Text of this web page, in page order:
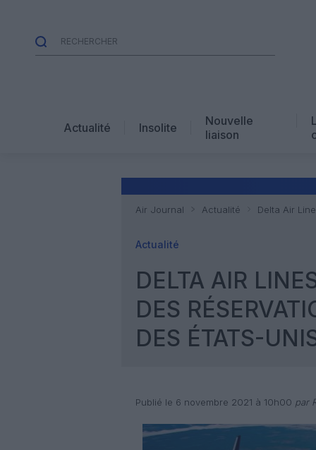
Actualité Insolite
Nouvelle
liaison
Air Journal Actualité Delta Air
Actualité
DELTA AIR
DES
DES ÉTATS-
Publié le 6 novembre 2021 à 10h00 par